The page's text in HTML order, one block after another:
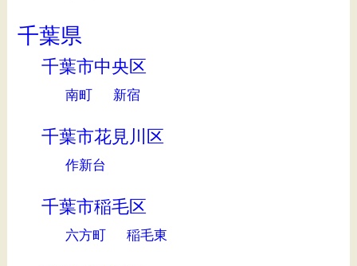
千葉県
千葉市中央区
南町 新宿
千葉市花見川区
作新台
千葉市稲毛区
六方町 稲毛東